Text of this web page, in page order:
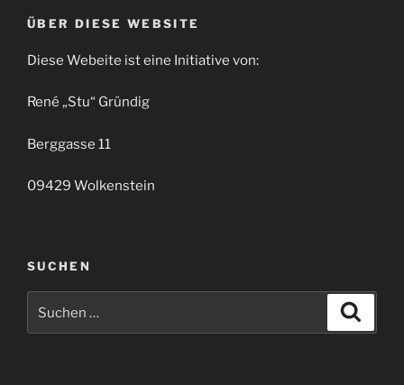
ÜBER DIESE WEBSITE
Diese Webeite ist eine Initiative von:
René „Stu“ Gründig
Berggasse 11
09429 Wolkenstein
SUCHEN
nach: